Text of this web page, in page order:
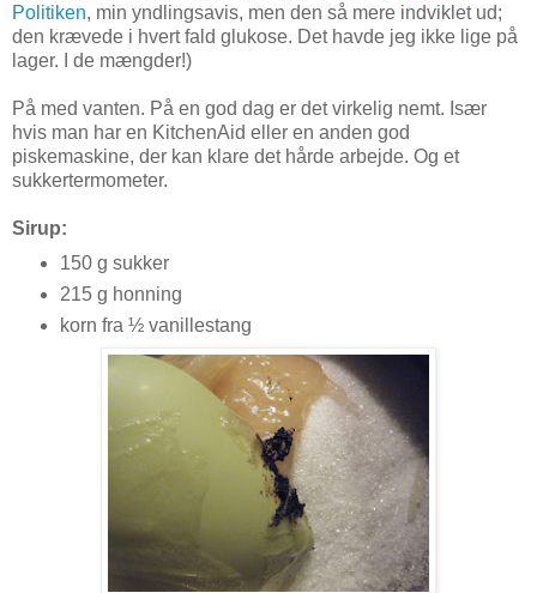
Politiken, min yndlingsavis, men den så mere indviklet ud;
den krævede i hvert fald glukose. Det havde jeg ikke lige på
lager. I de mængder!)
På med vanten. På en god dag er det virkelig nemt. Især
hvis man har en KitchenAid eller en anden god
piskemaskine, der kan klare det hårde arbejde. Og et
sukkertermometer.
Sirup:
150 g sukker
215 g honning
korn fra ½ vanillestang